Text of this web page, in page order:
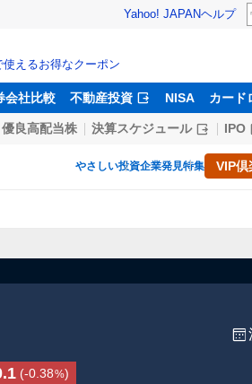
Yahoo! JAPANヘルプ
えるお得なクーポン
会社比較 不動産投資 NISA カード
優良高配当株 決算スケジュール IPO
やさしい投資企業発見特集 VIP倶
(-0.38%)